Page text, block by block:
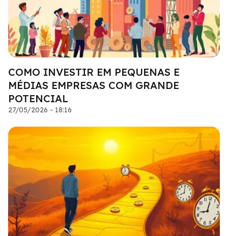
COMO INVESTIR EM PEQUENAS E
MÉDIAS EMPRESAS COM GRANDE
POTENCIAL
27/05/2026 - 18:16